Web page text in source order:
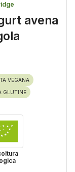
avena
VEGANA
GLUTINE